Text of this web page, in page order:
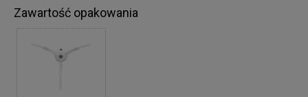
Zawartość opakowania